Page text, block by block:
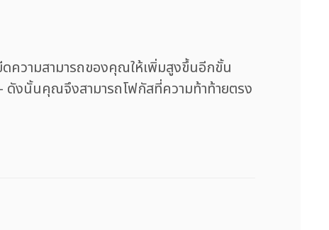
ดความสามารถของคุณให้เพิ่มสูงขึ้นอีกขั้น
ดังนั้นคุณจึงสามารถโฟกัสที่ความท้าท้ายตรง